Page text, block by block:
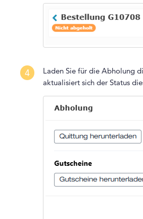
4
Laden Sie für die Abholung
aktualisiert sich der Status